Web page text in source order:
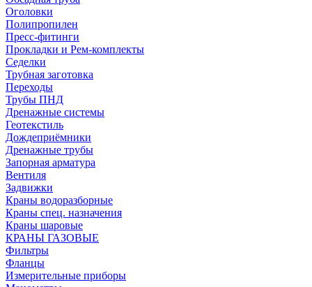
Оголовки
Полипропилен
Пресс-фитинги
Прокладки и Рем-комплекты
Седелки
Трубная заготовка
Переходы
Трубы ПНД
Дренажные системы
Геотекстиль
Дождеприёмники
Дренажные трубы
Запорная арматура
Вентиля
Задвижки
Краны водоразборные
Краны спец. назначения
Краны шаровые
КРАНЫ ГАЗОВЫЕ
Фильтры
Фланцы
Измерительные приборы